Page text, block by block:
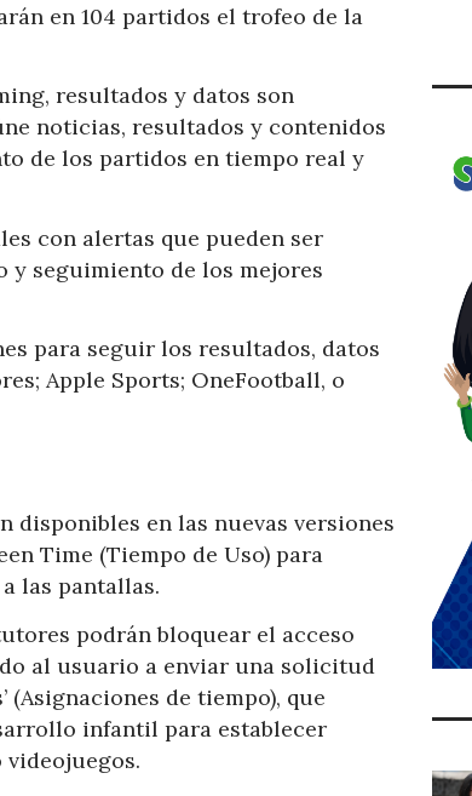
en 104 partidos el trofeo de la
resultados y datos son
noticias, resultados y contenidos
de los partidos en tiempo real y
con alertas que pueden ser
y seguimiento de los mejores
para seguir los resultados, datos
Apple Sports; OneFootball, o
disponibles en las nuevas versiones
Time (Tiempo de Uso) para
las pantallas.
podrán bloquear el acceso
al usuario a enviar una solicitud
(Asignaciones de tiempo), que
infantil para establecer